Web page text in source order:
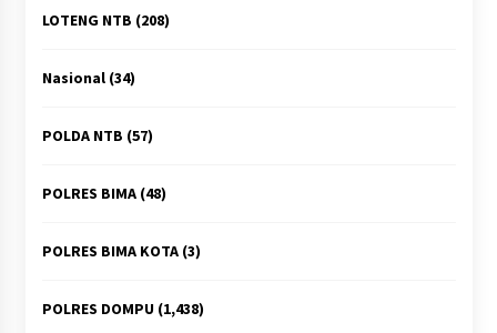
LOTENG NTB (208)
Nasional(34)
POLDA NTB (57)
POLRES BIMA(48)
POLRES BIMA KOTA(3)
POLRES DOMPU(1,438)